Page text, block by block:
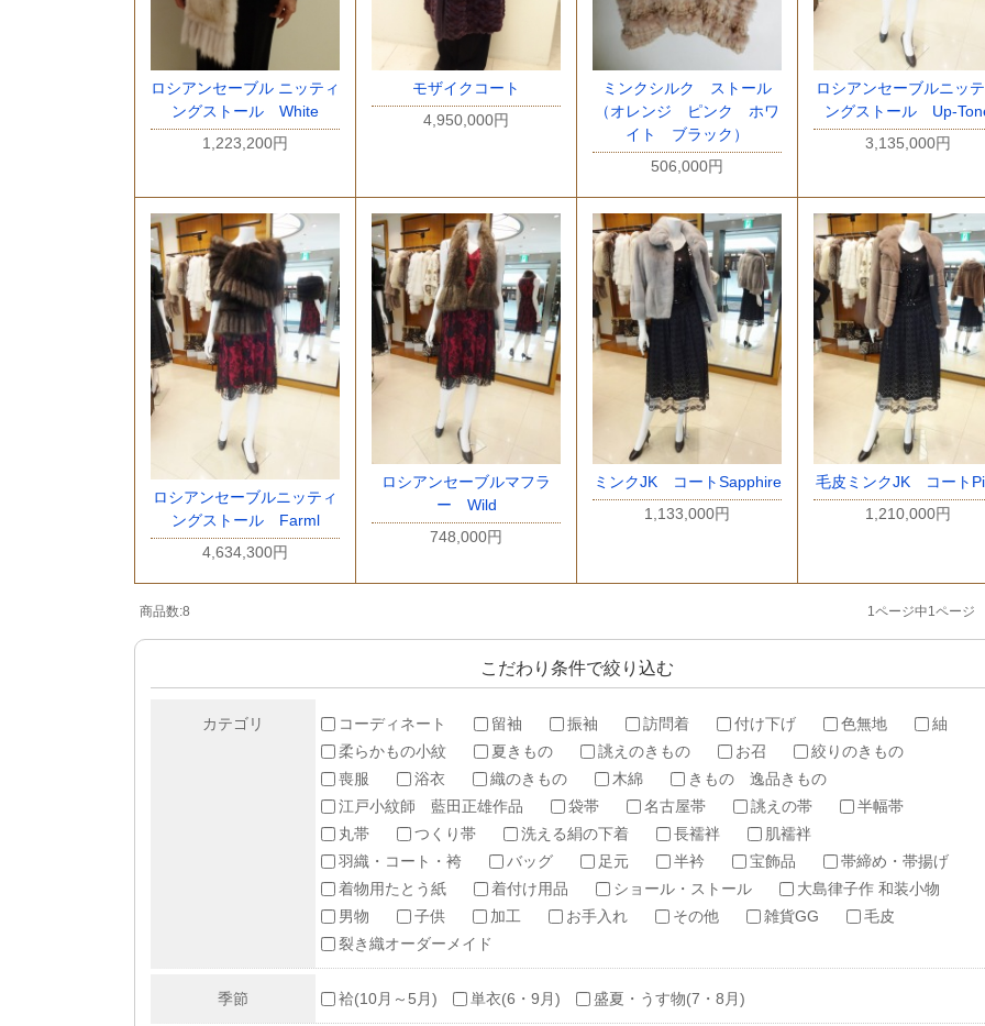
ロシアンセーブル ニッティ
ングストール White
1,223,200円
モザイクコート
4,950,000円
ミンクシルク ストール
（オレンジ ピンク ホワ
イト ブラック）
506,000円
ロシアンセーブルニッ
ングストール Up-
3,135,000円
ロシアンセーブルニッティ
ングストール Farml
4,634,300円
ロシアンセーブルマフラ
ー Wild
748,000円
ミンクJK コートSapphire
1,133,000円
毛皮ミンクJK コート
1,210,000円
商品数:8 1ページ中1ページ
こだわり条件で絞り込む
カテゴリ コーディネート 留袖 振袖 訪問着 付け下げ 色無地
紬
柔らかもの小紋
夏きもの 誂えのきもの お召
絞りのきもの
喪服
浴衣 織のきもの 木綿
きもの 逸品きもの
江戸小紋師 藍田正雄作品
袋帯 名古屋帯 誂えの帯
半幅帯
丸帯
つくり帯 洗える絹の下着 長襦袢
肌襦袢
羽織・コート・袴
バッグ 足元 半衿 宝飾品
帯締め・帯揚げ
着物用たとう紙
着付け用品 ショール・ストール
大島律子作 和装小物
男物
子供 加工 お手入れ その他 雑貨GG
毛皮
裂き織オーダーメイド
季節 袷(10月～5月) 単衣(6・9月) 盛夏・うす物(7・8月)